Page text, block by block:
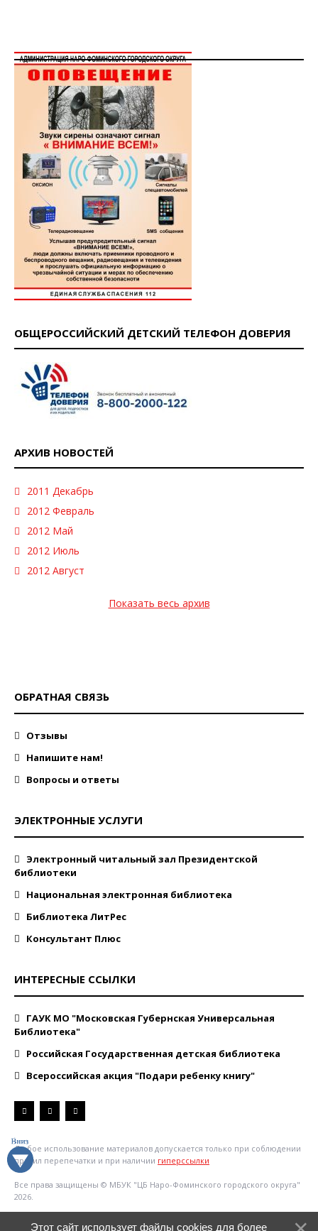
ОБЩЕРОССИЙСКИЙ ДЕТСКИЙ ТЕЛЕФОН ДОВЕРИЯ
АРХИВ НОВОСТЕЙ
2011 Декабрь
2012 Февраль
2012 Май
2012 Июль
2012 Август
Показать весь архив
ОБРАТНАЯ СВЯЗЬ
Отзывы
Напишите нам!
Вопросы и ответы
ЭЛЕКТРОННЫЕ УСЛУГИ
Электронный читальный зал Президентской
библиотеки
Национальная электронная библиотека
Библиотека ЛитРес
Консультант Плюс
ИНТЕРЕСНЫЕ ССЫЛКИ
ГАУК МО "Московская Губернская Универсальная
Библиотека"
Российская Государственная детская библиотека
Всероссийская акция "Подари ребенку книгу"
Любое использование материалов допускается только при соблюдении
правил перепечатки и при наличии гиперссылки
Все права защищены © МБУК "ЦБ Наро-Фоминского городского округа"
2026.
Этот сайт использует файлы cookies для более